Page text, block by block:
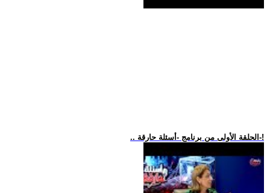
.. الحلقة الأولى من برنامج -أسئلة حارقة-!